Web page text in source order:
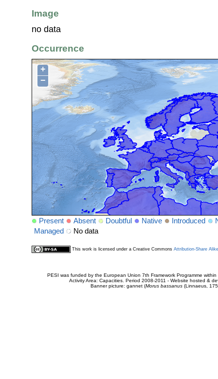
Image
no data
Occurrence
+
−
Present Absent Doubtful Native Introduced
Managed
No data
This work is licensed under a Creative Commons Attribution-Share
PESI was funded by the European Union 7th Framework Programme
Activity Area: Capacities. Period 2008-2011 - Website hosted &
Banner picture: gannet (Morus bassanus(Linnaeus,